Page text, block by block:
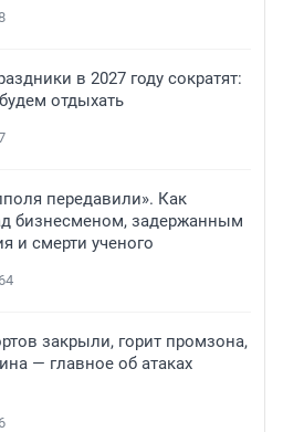
в 2027 году сократят:
отдыхать
передавили». Как
бизнесменом, задержанным
и смерти ученого
закрыли, горит промзона,
— главное об атаках